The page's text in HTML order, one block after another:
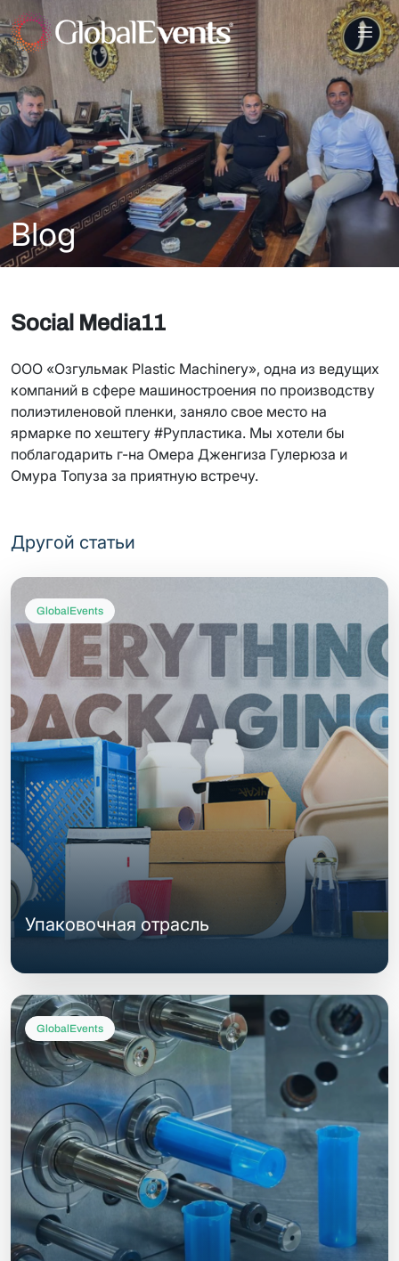
Blog
Social Media11
ООО «Озгульмак Plastic Machinery», одна из ведущих
компаний в сфере машиностроения по производству
полиэтиленовой пленки, заняло свое место на
ярмарке по хештегу #Рупластика. Мы хотели бы
поблагодарить г-на Омера Дженгиза Гулерюза и
Омура Топуза за приятную встречу.
Другой статьи
GlobalEvents
Упаковочная отрасль
GlobalEvents